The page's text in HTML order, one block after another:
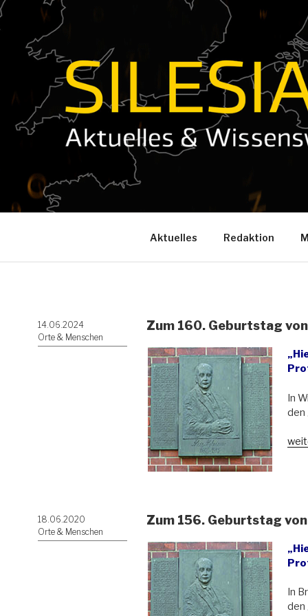
Zum
Inhalt
springen
Aktuelles Redaktion
Veröffentlicht
am
14.06.2024
Orte & Menschen
Zum 160. Geburtstag
In
den
Veröffentlicht
am
18.06.2020
Orte & Menschen
Zum 156. Geburtstag
In
den